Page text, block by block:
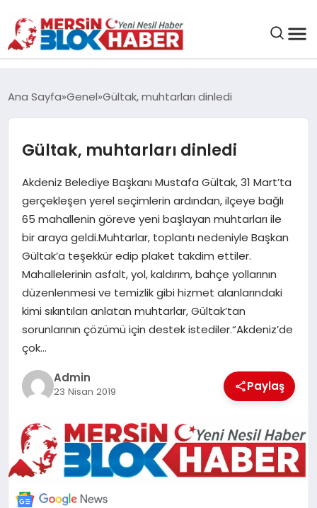
SAĞLIK
EĞITIM
EKONOMI
SANAT
POLITIKA
YAŞAM
ILETİŞİM
KÜNYE
Ana Sayfa Genel Gültak, muhtarları dinledi
Gültak, muhtarları dinledi
Akdeniz Belediye Başkanı Mustafa Gültak, 31 Mart’ta
gerçekleşen yerel seçimlerin ardından, ilçeye bağlı
65 mahallenin göreve yeni başlayan muhtarları ile
bir araya geldi.Muhtarlar, toplantı nedeniyle Başkan
Gültak’a teşekkür edip plaket takdim ettiler.
Mahallelerinin asfalt, yol, kaldırım, bahçe yollarının
düzenlenmesi ve temizlik gibi hizmet alanlarındaki
kimi sıkıntıları anlatan muhtarlar, Gültak’tan
sorunlarının çözümü için destek istediler.“Akdeniz’de
çok…
Admin
23 Nisan 2019 Paylaş